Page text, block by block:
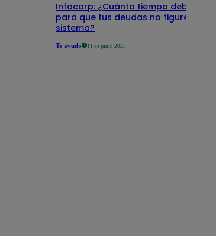
Infocorp: ¿Cuánto tiempo debe pasar
para que tus deudas no figuren en su
sistema?
Te ayudo 11 de junio 2025